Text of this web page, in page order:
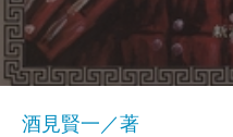
酒見賢一／著